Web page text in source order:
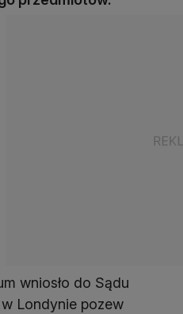
wniosło do Sądu
Londynie pozew